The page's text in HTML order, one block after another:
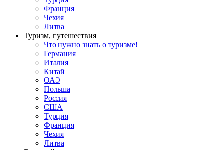
Франция
Чехия
Литва
Туризм, путешествия
Что нужно знать о туризме!
Германия
Италия
Китай
ОАЭ
Польша
Россия
США
Турция
Франция
Чехия
Литва